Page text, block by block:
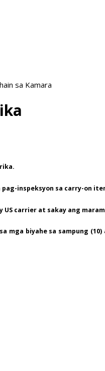
sa Kamara
inspeksyon sa carry-on
carrier at sakay ang
biyahe sa sampung